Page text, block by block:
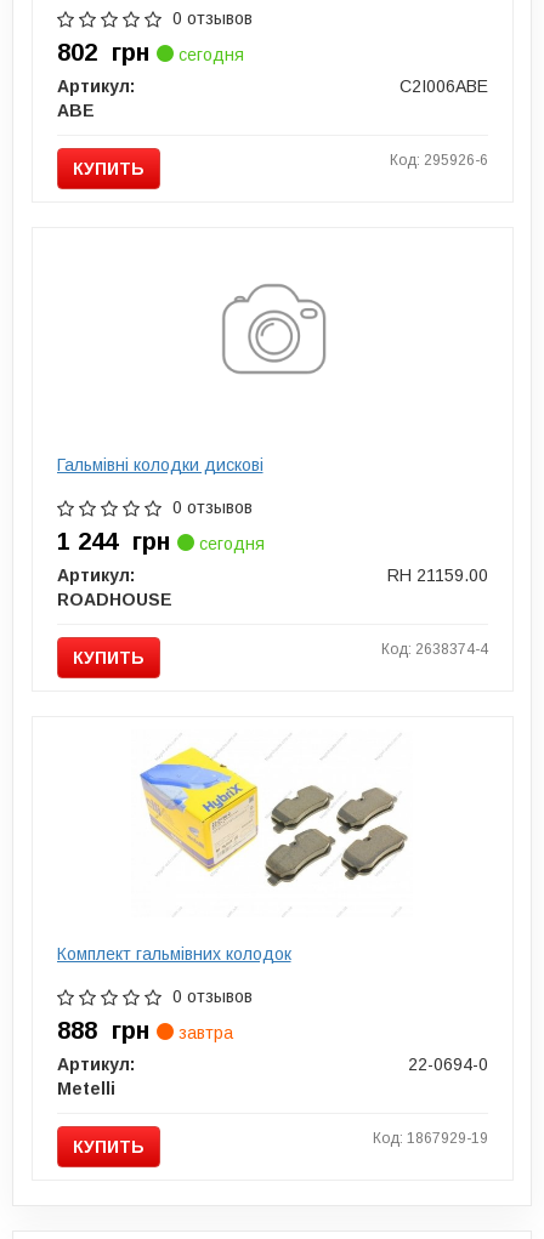
0 отзывов
802 грн
сегодня
Артикул:
C2I006ABE
ABE
КУПИТЬ Код: 295926-6
Гальмівні колодки дискові
0 отзывов
1 244 грн
сегодня
Артикул:
RH 21159.00
ROADHOUSE
КУПИТЬ Код: 2638374-4
Комплект гальмівних колодок
0 отзывов
888 грн
завтра
Артикул:
22-0694-0
Metelli
КУПИТЬ Код: 1867929-19